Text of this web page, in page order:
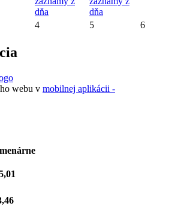
dňa
dňa
4 5 6
webu v mobilnej aplikácii -